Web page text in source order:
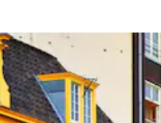
abre en nueva pestaña